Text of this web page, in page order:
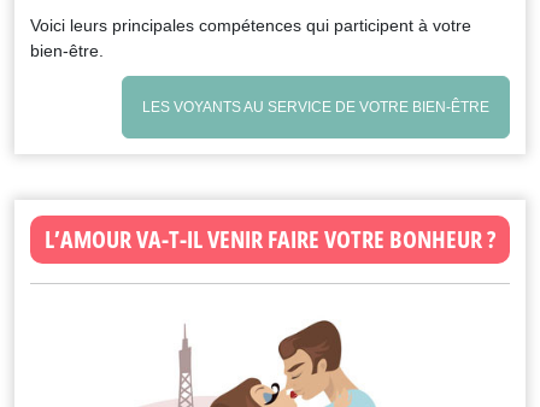
Voici leurs principales compétences qui participent à votre
bien-être.
LES VOYANTS AU SERVICE DE VOTRE BIEN-ÊTRE
L’AMOUR VA-T-IL VENIR FAIRE VOTRE BONHEUR ?